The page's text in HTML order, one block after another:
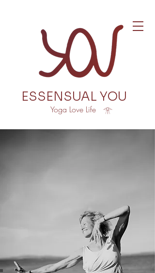
Yoga Love Life 𓁿
ESSENSUAL YOU